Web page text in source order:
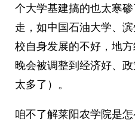
个大学基建搞的也太寒
走，如中国石油大学、
校自身发展的不好，地
晚会被调整到经济好、
太多了）。
咱不了解莱阳农学院是